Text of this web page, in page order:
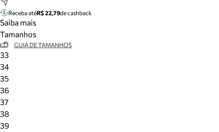
Tire dúvidas sobre pedidos, devoluções e mais.
Meus pedidos
Acompanhe seus pedidos e solicite devoluções.
Receba atéR$ 22,79de cashback
Saiba mais
Tamanhos
GUIA DE TAMANHOS
33
34
35
36
37
38
39